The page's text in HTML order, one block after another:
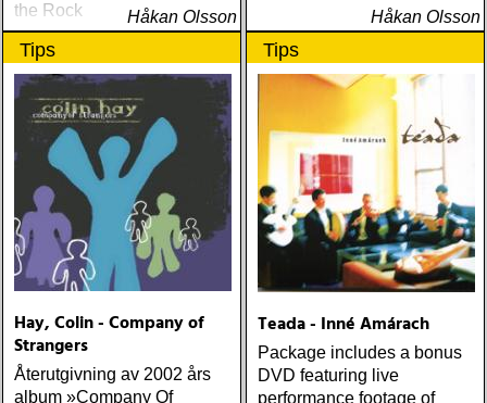
the Rock
Håkan Olsson Håkan Olsson
Tips
Hay, Colin - Company of
Strangers
Återutgivning av 2002 års
album »Company Of
Tips
Teada - Inné Amárach
Package includes a bonus
DVD featuring live
performance footage of